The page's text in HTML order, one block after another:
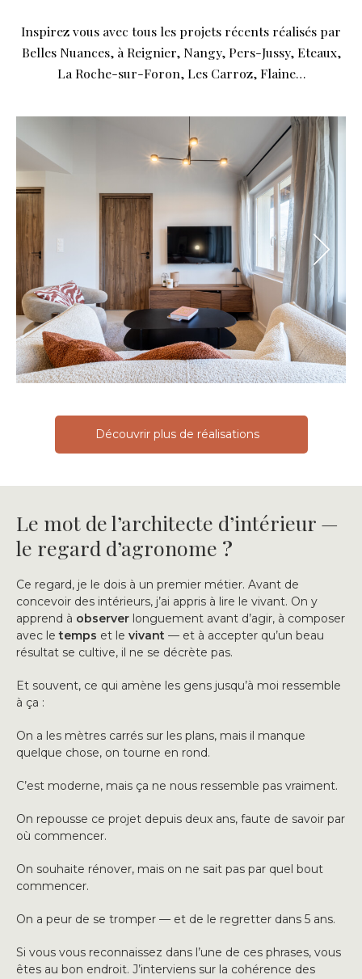
Inspirez vous avec tous les projets récents réalisés par
Belles Nuances, à Reignier, Nangy, Pers-Jussy, Eteaux,
La Roche-sur-Foron, Les Carroz, Flaine…
Next
Next
Découvrir plus de réalisations
Le mot de l’architecte d’intérieur —
le regard d’agronome ?
Ce regard, je le dois à un premier métier. Avant de
concevoir des intérieurs, j’ai appris à lire le vivant. On y
apprend à observer longuement avant d’agir, à composer
avec letemps et le vivant — et à accepter qu’un beau
résultat se cultive, il ne se décrète pas.
Et souvent, ce qui amène les gens jusqu’à moi ressemble
à ça :
On a les mètres carrés sur les plans, mais il manque
quelque chose, on tourne en rond.
C’est moderne, mais ça ne nous ressemble pas vraiment.
On repousse ce projet depuis deux ans, faute de savoir par
où commencer.
On souhaite rénover, mais on ne sait pas par quel bout
commencer.
On a peur de se tromper — et de le regretter dans 5 ans.
Si vous vous reconnaissez dans l’une de ces phrases, vous
êtes au bon endroit. J’interviens sur la cohérence des